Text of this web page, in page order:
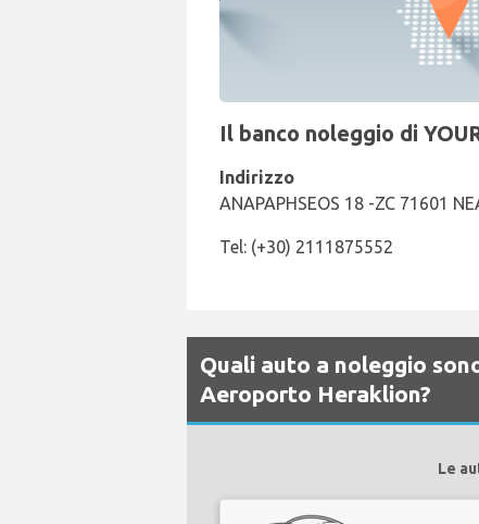
Il banco noleggio di
Indirizzo
ANAPAPHSEOS 18 -ZC 71601
Tel: (+30) 2111875552
Quali auto a noleggio
Aeroporto Heraklion?
Le